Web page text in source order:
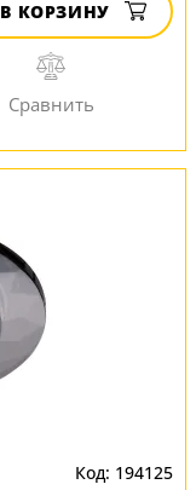
В КОРЗИНУ
194125